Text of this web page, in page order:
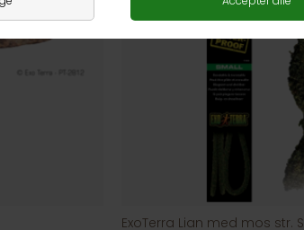
ExoTerra Lian med mos str. S